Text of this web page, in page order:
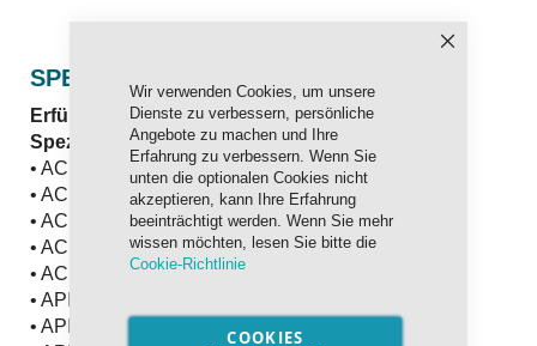
Wir verwenden Cookies, um unsere
Dienste zu verbessern, persönliche
Angebote zu machen und Ihre
Erfahrung zu verbessern. Wenn Sie
unten die optionalen Cookies nicht
akzeptieren, kann Ihre Erfahrung
beeinträchtigt werden. Wenn Sie mehr
wissen möchten, lesen Sie bitte die
Cookie-Richtlinie
COOKIES
SPEZIFIKATION UND FREIGABEN
Erfüllt und übertrifft die internationalen
Spezifikationen:
• ACEA E6
• ACEA E7
• ACEA E8
• ACEA E9
• ACEA E11
• API CJ-4
• API CK-4